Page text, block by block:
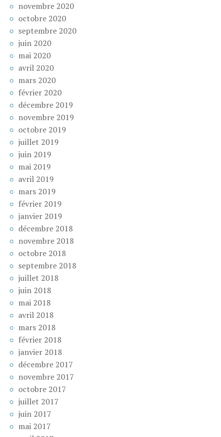
novembre 2020
octobre 2020
septembre 2020
juin 2020
mai 2020
avril 2020
mars 2020
février 2020
décembre 2019
novembre 2019
octobre 2019
juillet 2019
juin 2019
mai 2019
avril 2019
mars 2019
février 2019
janvier 2019
décembre 2018
novembre 2018
octobre 2018
septembre 2018
juillet 2018
juin 2018
mai 2018
avril 2018
mars 2018
février 2018
janvier 2018
décembre 2017
novembre 2017
octobre 2017
juillet 2017
juin 2017
mai 2017